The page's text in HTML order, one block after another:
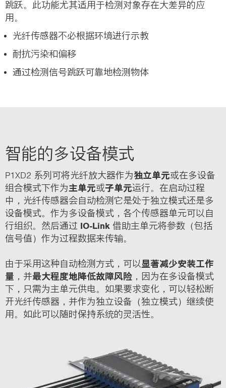
跳跃。此功能尤其适用于检测对象存在大差异的应
用。
光纤传感器不必根据环境进行示教
耐抗污染和偏移
通过检测信号跳跃可靠地检测物体
智能的多设备模式
P1XD2 系列可将光纤放大器作为独立单元或在多设备
组合模式下作为主单元或子单元运行。在启动过程
中，光纤传感器会自动检测它是处于独立模式还是多
设备模式。作为多设备模式，各个传感器单元可以自
行组织。然后通过
IO-Link 借助主单元将参数（包括
信号值）作为过程数据来传输。
由于采用这种自动检测方式，可以 显著减少安装工作
量 ，并最大程度地降低故障风险 ，因为在多设备模式
下，只需为主单元供电。如果要求变化，可以轻松断
开光纤传感器，并作为独立设备（独立模式）继续使
用。如此可以随时保持系统的灵活性。